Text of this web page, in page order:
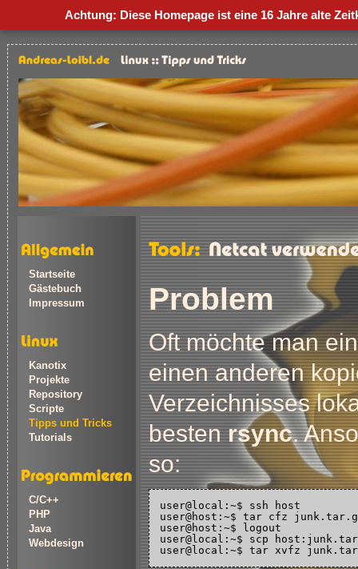
Achtung: Diese Homepage ist eine 16 Jahre alte
Startseite
Gästebuch
Impressum
Kanotix
Projekte
Repository
Scripte
Tipps und Tricks
Tutorials
C/C++
PHP
Java
Webdesign
Problem
Oft möchte man
einen anderen
Verzeichnisses
besten rsync.
so:
user@local:~$ ssh host
user@host:~$ tar cfz
user@host:~$ logout
user@local:~$ scp